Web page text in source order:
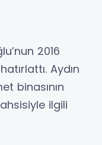
2016
Aydın
binasının
ilgili